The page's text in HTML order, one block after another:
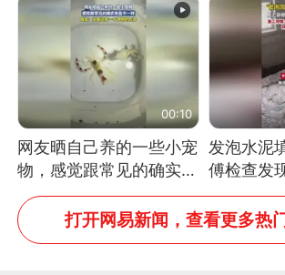
00:10
网友晒自己养的一些小宠
物，感觉跟常见的确实有
些不一样
发泡水泥
傅检查发
风口未延
打开网易新闻，查看更多热